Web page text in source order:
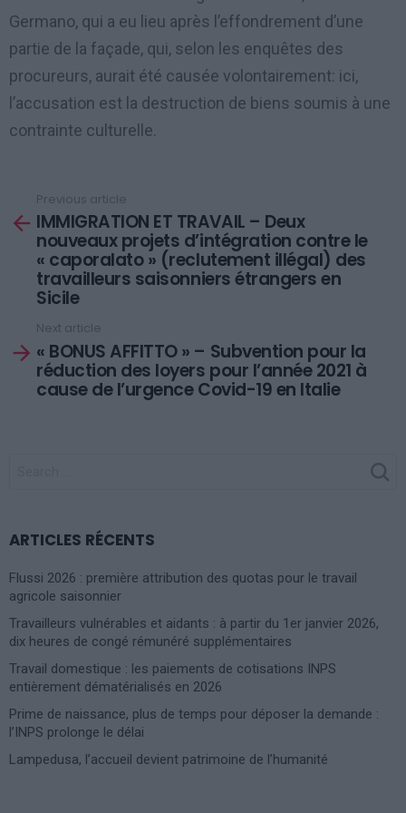
Germano, qui a eu lieu après l’effondrement d’une
partie de la façade, qui, selon les enquêtes des
procureurs, aurait été causée volontairement: ici,
l’accusation est la destruction de biens soumis à une
contrainte culturelle.
more
Previous article
IMMIGRATION ET TRAVAIL – Deux
nouveaux projets d’intégration contre le
« caporalato » (reclutement illégal) des
travailleurs saisonniers étrangers en
Sicile
Next article
« BONUS AFFITTO » – Subvention pour la
réduction des loyers pour l’année 2021 à
cause de l’urgence Covid-19 en Italie
ARTICLES RÉCENTS
Flussi 2026 : première attribution des quotas pour le travail
agricole saisonnier
Travailleurs vulnérables et aidants : à partir du 1er janvier 2026,
dix heures de congé rémunéré supplémentaires
Travail domestique : les paiements de cotisations INPS
entièrement dématérialisés en 2026
Prime de naissance, plus de temps pour déposer la demande :
l’INPS prolonge le délai
Lampedusa, l’accueil devient patrimoine de l’humanité